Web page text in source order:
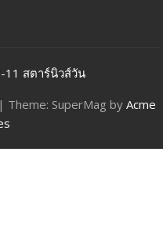
11 สตาร์นิวส์วัน
| Theme: SuperMag by Acme